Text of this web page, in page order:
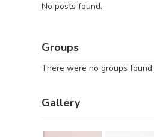
No posts found.
Groups
There were no groups found.
Gallery